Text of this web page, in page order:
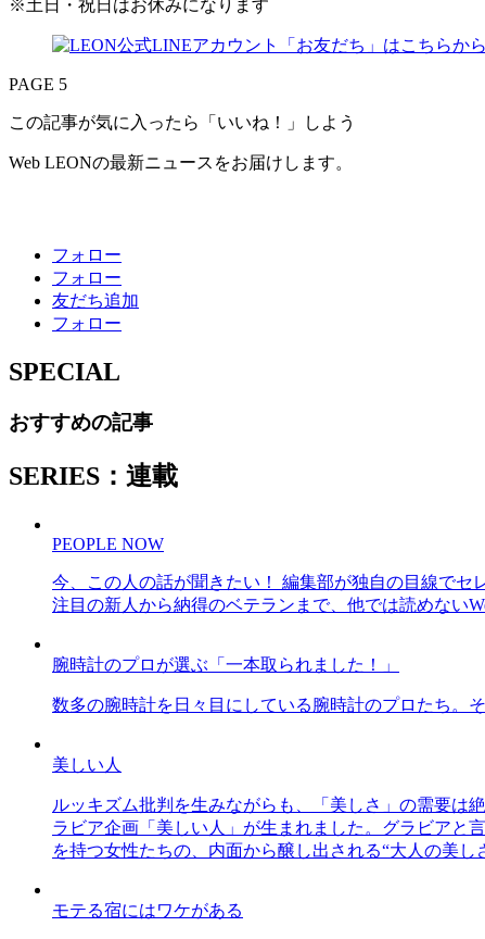
※土日・祝日はお休みになります
PAGE 5
この記事が気に入ったら「いいね！」しよう
Web LEONの最新ニュースをお届けします。
フォロー
フォロー
友だち追加
フォロー
SPECIAL
おすすめの記事
SERIES：連載
PEOPLE NOW
今、この人の話が聞きたい！ 編集部が独自の目線でセ
注目の新人から納得のベテランまで、他では読めない
腕時計のプロが選ぶ「一本取られました！」
数多の腕時計を日々目にしている腕時計のプロたち。
美しい人
ルッキズム批判を生みながらも、「美しさ」の需要は
ラビア企画「美しい人」が生まれました。グラビアと
を持つ女性たちの、内面から醸し出される“大人の美し
モテる宿にはワケがある